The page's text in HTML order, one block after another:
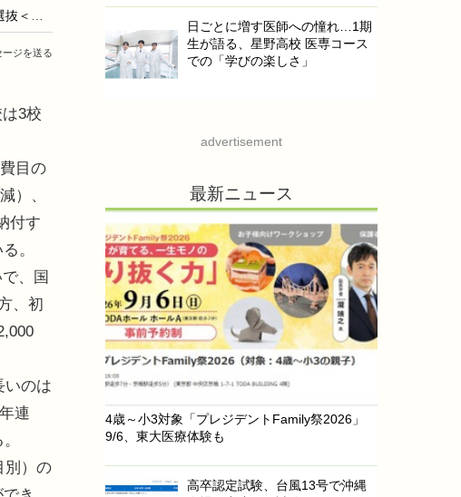
【高校受験2024】京都府公立高入試・中期選抜＜国語＞講評…難易度はやや易～標準
ジを送る
3校
目の
）、
付す
。
、国
、初
いのは
連
別）の
日ごとに増す医師への憧れ…1期
生が語る、星野高校 医専コース
での「学びの楽しさ」
advertisement
最新ニュース
4歳～小3対象「プレジデントFamily祭2026」
9/6、東大医療体験も
高卒認定試験、台風13号で沖縄